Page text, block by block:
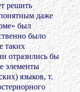
решить
даже
был
было
таких
отразились бы
элементы
языков, т.